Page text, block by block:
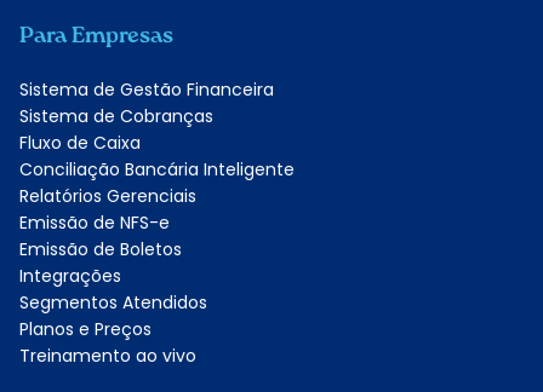
Para Empresas
Sistema de Gestão Financeira
Sistema de Cobranças
Fluxo de Caixa
Conciliação Bancária Inteligente
Relatórios Gerenciais
Emissão de NFS-e
Emissão de Boletos
Integrações
Segmentos Atendidos
Planos e Preços
Treinamento ao vivo